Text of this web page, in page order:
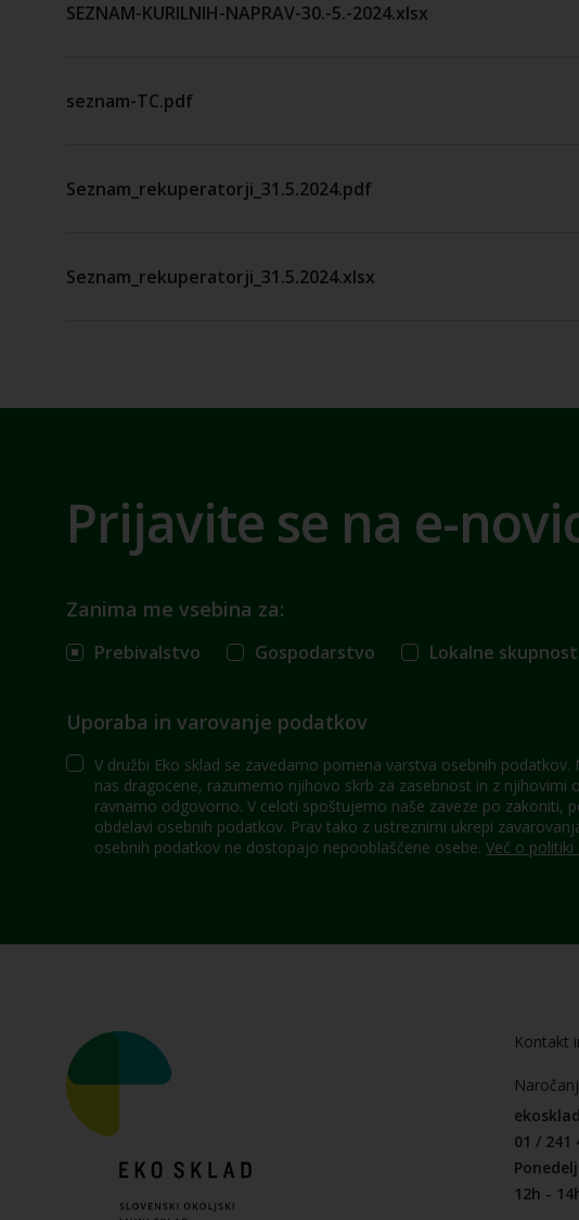
SEZNAM-KURILNIH-NAPRAV-30.-5.-2024.xlsx
seznam-TC.pdf
Seznam_rekuperatorji_31.5.2024.pdf
Seznam_rekuperatorji_31.5.2024.xlsx
Prijavite se na e-
Zanima me vsebina za:
Prebivalstvo Gospodarstvo Lokalne
Uporaba in varovanje podatkov
V družbi Eko sklad se zavedamo pomena varstva osebnih podatkov.
nas dragocene, razumemo njihovo skrb za zasebnost in z njihovimi
ravnamo odgovorno. V celoti spoštujemo naše zaveze po zakoniti,
obdelavi osebnih podatkov. Prav tako z ustreznimi ukrepi
osebnih podatkov ne dostopajo nepooblaščene osebe. Več o politiki
Kontakt
01 / 241
12h -